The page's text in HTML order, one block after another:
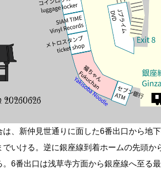
、新仲見世通りに面した6番出口から地
いける。逆に銀座線到着ホームの先頭か
6番出口は浅草寺方面から銀座線へ至る